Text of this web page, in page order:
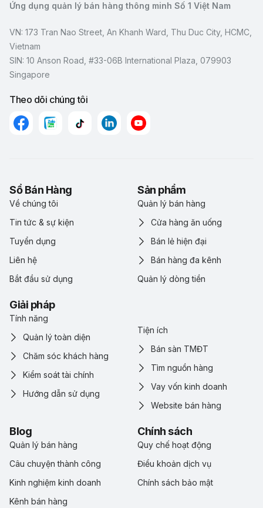
Ứng dụng quản lý bán hàng thông minh Số 1 Việt Nam
VN: 173 Tran Nao Street, An Khanh Ward, Thu Duc City, HCMC,
Vietnam
SIN: 10 Anson Road, #33-06B International Plaza, 079903
Singapore
Theo dõi chúng tôi
Sổ Bán Hàng
Về chúng tôi
Tin tức & sự kiện
Tuyển dụng
Liên hệ
Bắt đầu sử dụng
Sản phẩm
Quản lý bán hàng
Cửa hàng ăn uống
Bán lẻ hiện đại
Bán hàng đa kênh
Quản lý dòng tiền
Giải pháp
Tính năng
Quản lý toàn diện
Chăm sóc khách hàng
Kiểm soát tài chính
Hướng dẫn sử dụng
Tiện ích
Bán sàn TMĐT
Tìm nguồn hàng
Vay vốn kinh doanh
Website bán hàng
Blog
Quản lý bán hàng
Câu chuyện thành công
Kinh nghiệm kinh doanh
Kênh bán hàng
Chính sách
Quy chế hoạt động
Điểu khoản dịch vụ
Chính sách bảo mật